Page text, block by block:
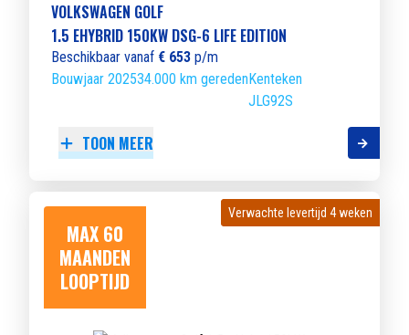
VOLKSWAGEN GOLF
1.5 EHYBRID 150KW DSG-6 LIFE EDITION
Beschikbaar vanaf € 653 p/m
Bouwjaar 202534.000 km geredenKenteken
JLG92S
TOON MEER
MAX 60
MAANDEN
LOOPTIJD
Verwachte levertijd 4 weken
Verwachte levertijd 4 weken